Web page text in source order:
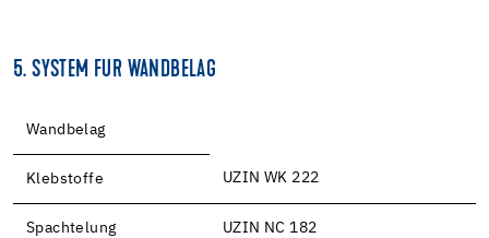
5. SYSTEM FÜR WANDBELAG
Wandbelag
Klebstoffe UZIN WK 222
Spachtelung UZIN NC 182